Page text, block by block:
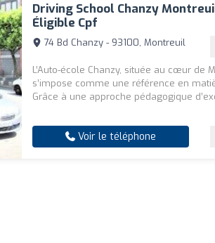
Driving School Chanzy
Éligible Cpf
74 Bd Chanzy - 93100, Montreuil
L’Auto-école Chanzy, située au cœur de
s’impose comme une référence en
Grâce à une approche pédagogique
Voir le téléphone